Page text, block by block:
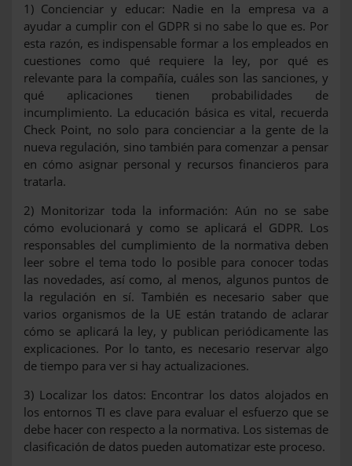
1) Concienciar y educar: Nadie en la empresa va a
ayudar a cumplir con el GDPR si no sabe lo que es. Por
esta razón, es indispensable formar a los empleados en
cuestiones como qué requiere la ley, por qué es
relevante para la compañía, cuáles son las sanciones, y
qué aplicaciones tienen probabilidades de
incumplimiento. La educación básica es vital, recuerda
Check Point, no solo para concienciar a la gente de la
nueva regulación, sino también para comenzar a pensar
en cómo asignar personal y recursos financieros para
tratarla.
2) Monitorizar toda la información: Aún no se sabe
cómo evolucionará y como se aplicará el GDPR. Los
responsables del cumplimiento de la normativa deben
leer sobre el tema todo lo posible para conocer todas
las novedades, así como, al menos, algunos puntos de
la regulación en sí. También es necesario saber que
varios organismos de la UE están tratando de aclarar
cómo se aplicará la ley, y publican periódicamente las
explicaciones. Por lo tanto, es necesario reservar algo
de tiempo para ver si hay actualizaciones.
3) Localizar los datos: Encontrar los datos alojados en
los entornos TI es clave para evaluar el esfuerzo que se
debe hacer con respecto a la normativa. Los sistemas de
clasificación de datos pueden automatizar este proceso.